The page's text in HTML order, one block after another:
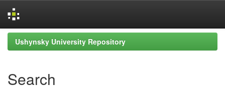
Skip
navigation
Ushynsky University Repository
Search